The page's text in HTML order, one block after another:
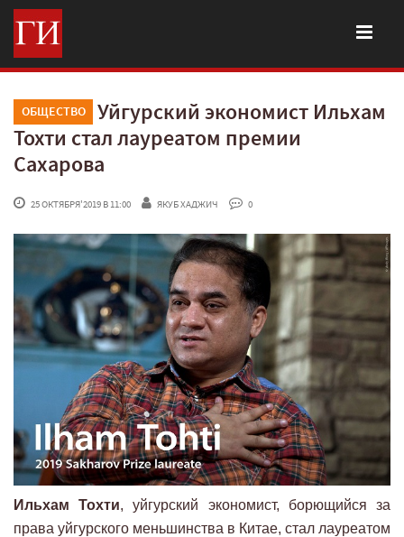
ОБЩЕСТВО
Уйгурский экономист Ильхам
Тохти стал лауреатом премии
Сахарова
25 ОКТЯБРЯ'2019 В 11:00 ЯКУБ ХАДЖИЧ 0
Ильхам Тохти, уйгурский экономист, борющийся за
права уйгурского меньшинства в Китае, стал лауреатом